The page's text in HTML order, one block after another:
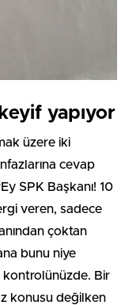
yapıyor
üzere iki
cevap
SPK Başkanı! 10
veren, sadece
çoktan
bunu niye
kontrolünüzde. Bir
konusu değilken